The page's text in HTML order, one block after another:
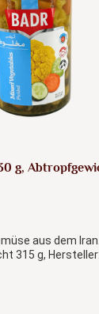
g,
aus dem
315 g,